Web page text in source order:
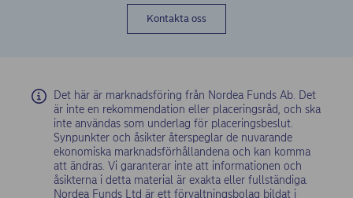
Kontakta oss
Det här är marknadsföring från Nordea Funds Ab. Det
är inte en rekommendation eller placeringsråd, och ska
inte användas som underlag för placeringsbeslut.
Synpunkter och åsikter återspeglar de nuvarande
ekonomiska marknadsförhållandena och kan komma
att ändras. Vi garanterar inte att informationen och
åsikterna i detta material är exakta eller fullständiga.
Nordea Funds Ltd är ett förvaltningsbolag bildat i